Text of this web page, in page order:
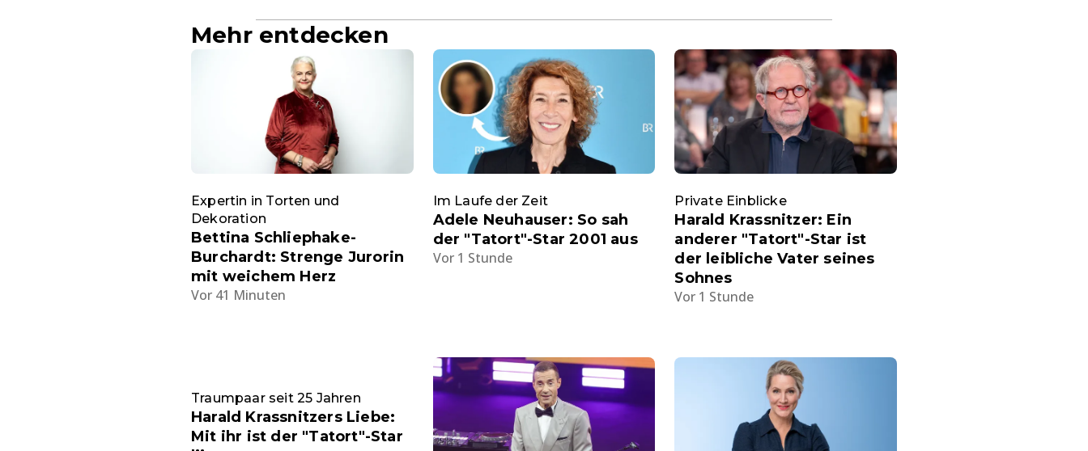
Mehr entdecken
Expertin in Torten und
Dekoration
Bettina Schliephake-
Burchardt: Strenge Jurorin
mit weichem Herz
Vor 41 Minuten
Im Laufe der Zeit
Adele Neuhauser: So sah
der "Tatort"-Star 2001 aus
Vor 1 Stunde
Private Einblicke
Harald Krassnitzer: Ein
anderer "Tatort"-Star ist
der leibliche Vater seines
Sohnes
Vor 1 Stunde
Traumpaar seit 25 Jahren
Harald Krassnitzers Liebe:
Mit ihr ist der "Tatort"-Star